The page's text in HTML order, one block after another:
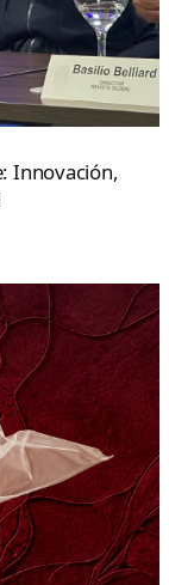
Innovación,